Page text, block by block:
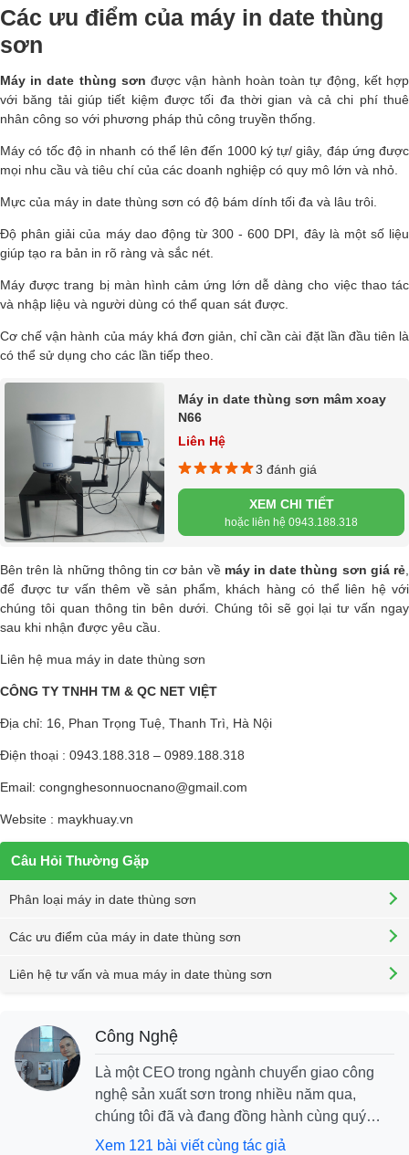
Các ưu điểm của máy in date thùng
sơn
Máy in date thùng sơn được vận hành hoàn toàn tự động, kết hợp
với băng tải giúp tiết kiệm được tối đa thời gian và cả chi phí thuê
nhân công so với phương pháp thủ công truyền thống.
Máy có tốc độ in nhanh có thể lên đến 1000 ký tự/ giây, đáp ứng được
mọi nhu cầu và tiêu chí của các doanh nghiệp có quy mô lớn và nhỏ.
Mực của máy in date thùng sơn có độ bám dính tối đa và lâu trôi.
Độ phân giải của máy dao động từ 300 - 600 DPI, đây là một số liệu
giúp tạo ra bản in rõ ràng và sắc nét.
Máy được trang bị màn hình cảm ứng lớn dễ dàng cho việc thao tác
và nhập liệu và người dùng có thể quan sát được.
Cơ chế vận hành của máy khá đơn giản, chỉ cần cài đặt lần đầu tiên là
có thể sử dụng cho các lần tiếp theo.
Máy in date thùng sơn mâm xoay
N66
Liên Hệ
3 đánh giá
XEM CHI TIẾT
hoặc liên hệ 0943.188.318
Bên trên là những thông tin cơ bản về máy in date thùng sơn giá rẻ
để được tư vấn thêm về sản phẩm, khách hàng có thể liên hệ với
chúng tôi quan thông tin bên dưới. Chúng tôi sẽ gọi lại tư vấn ngay
sau khi nhận được yêu cầu.
Liên hệ mua máy in date thùng sơn
CÔNG TY TNHH TM & QC NET VIỆT
Địa chỉ: 16, Phan Trọng Tuệ, Thanh Trì, Hà Nội
Điện thoại : 0943.188.318 – 0989.188.318
Email: congnghesonnuocnano@gmail.com
Website : maykhuay.vn
Câu Hỏi Thường Gặp
Phân loại máy in date thùng sơn
Các ưu điểm của máy in date thùng sơn
Liên hệ tư vấn và mua máy in date thùng sơn
Công Nghệ
Là một CEO trong ngành chuyển giao công
nghệ sản xuất sơn trong nhiều năm qua,
chúng tôi đã và đang đồng hành cùng quý
khách hàng xây dựng thương hiệu cùng phát
Xem 121 bài viết cùng tác giả